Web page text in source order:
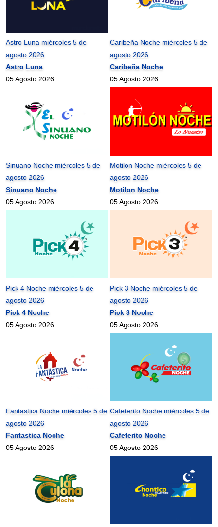
Astro Luna miércoles 5 de
agosto 2026
Astro Luna
05 Agosto 2026
Caribeña Noche miércoles 5 de
agosto 2026
Caribeña Noche
05 Agosto 2026
Sinuano Noche miércoles 5 de
agosto 2026
Sinuano Noche
05 Agosto 2026
Motilon Noche miércoles 5 de
agosto 2026
Motilon Noche
05 Agosto 2026
Pick 4 Noche miércoles 5 de
agosto 2026
Pick 4 Noche
05 Agosto 2026
Pick 3 Noche miércoles 5 de
agosto 2026
Pick 3 Noche
05 Agosto 2026
Fantastica Noche miércoles 5 de
agosto 2026
Fantastica Noche
05 Agosto 2026
Cafeterito Noche miércoles 5 de
agosto 2026
Cafeterito Noche
05 Agosto 2026